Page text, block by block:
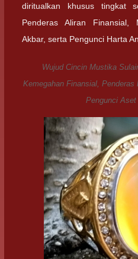
diritualkan khusus tingkat
Penderas Aliran Finansial,
Akbar, serta Pengunci Harta
Wujud Cincin Mustika
Kemegahan Finansial, Penderas
Pengunci